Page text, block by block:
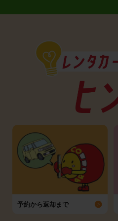
予約から返却まで